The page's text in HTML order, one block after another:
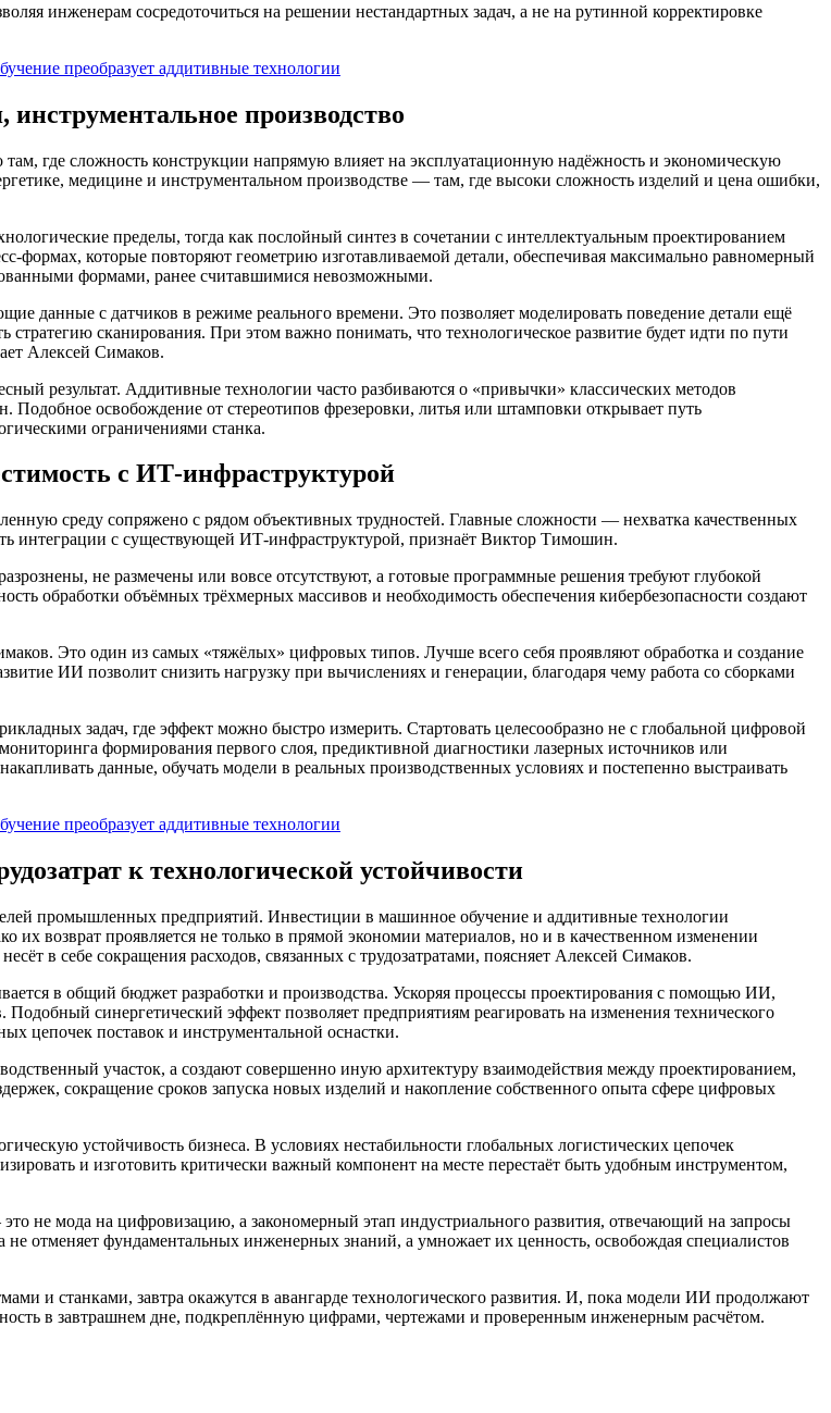
инженерам сосредоточиться на решении нестандартных задач, а не на рутинной корректировке
производство
где сложность конструкции напрямую влияет на эксплуатационную надёжность и экономическую
медицине и инструментальном производстве — там, где высоки сложность изделий и цена ошибки,
пределы, тогда как послойный синтез в сочетании с интеллектуальным проектированием
­формах, которые повторяют геометрию изготавливаемой детали, обеспечивая максимально равномерный
формами, ранее считавшимися невозможными.
данные с датчиков в режиме реального времени. Это позволяет моделировать поведение детали ещё
стратегию сканирования. При этом важно понимать, что технологическое развитие будет идти по пути
Алексей Симаков.
результат. Аддитивные технологии часто разбиваются о «привычки» классических методов
Подобное освобождение от стереотипов фрезеровки, литья или штамповки открывает путь
ограничениями станка.
с ИТ-инфраструктурой
среду сопряжено с рядом объективных трудностей. Главные сложности — нехватка качественных
интеграции с существующей ИТ-инфраструктурой, признаёт Виктор Тимошин.
не размечены или вовсе отсутствуют, а готовые программные решения требуют глубокой
обработки объёмных трёхмерных массивов и необходимость обеспечения кибербезопасности создают
Это один из самых «тяжёлых» цифровых типов. Лучше всего себя проявляют обработка и создание
ИИ позволит снизить нагрузку при вычислениях и генерации, благодаря чему работа со сборками
задач, где эффект можно быстро измерить. Стартовать целесообразно не с глобальной цифровой
формирования первого слоя, предиктивной диагностики лазерных источников или
данные, обучать модели в реальных производственных условиях и постепенно выстраивать
к технологической устойчивости
промышленных предприятий. Инвестиции в машинное обучение и аддитивные технологии
их возврат проявляется не только в прямой экономии материалов, но и в качественном изменении
в себе сокращения расходов, связанных с трудозатратами, поясняет Алексей Симаков.
в общий бюджет разработки и производства. Ускоряя процессы проектирования с помощью ИИ,
синергетический эффект позволяет предприятиям реагировать на изменения технического
цепочек поставок и инструментальной оснастки.
участок, а создают совершенно иную архитектуру взаимодействия между проектированием,
сокращение сроков запуска новых изделий и накопление собственного опыта сфере цифровых
устойчивость бизнеса. В условиях нестабильности глобальных логистических цепочек
и изготовить критически важный компонент на месте перестаёт быть удобным инструментом,
не мода на цифровизацию, а закономерный этап индустриального развития, отвечающий на запросы
отменяет фундаментальных инженерных знаний, а умножает их ценность, освобождая специалистов
и станками, завтра окажутся в авангарде технологического развития. И, пока модели ИИ продолжают
в завтрашнем дне, подкреплённую цифрами, чертежами и проверенным инженерным расчётом.